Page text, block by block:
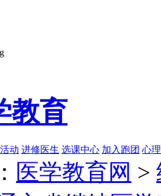
教育
动 进修医生 选课中心 加入跑团 心
医学教育网 >